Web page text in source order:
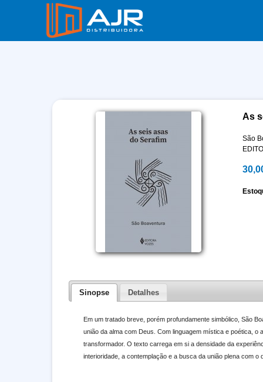
As
São
Sinopse Detalhes
Em um tratado breve, porém profundamente simbólico, São
união da alma com Deus. Com linguagem mística e poética,
transformador. O texto carrega em si a densidade da
interioridade, a contemplação e a busca da união plena com o